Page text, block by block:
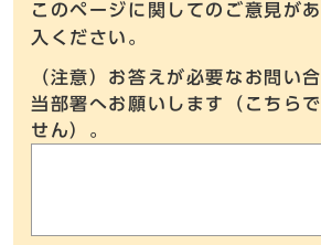
このページに関してのご意見が
入ください。
（注意）お答えが必要なお問い
当部署へお願いします（こちら
せん）。